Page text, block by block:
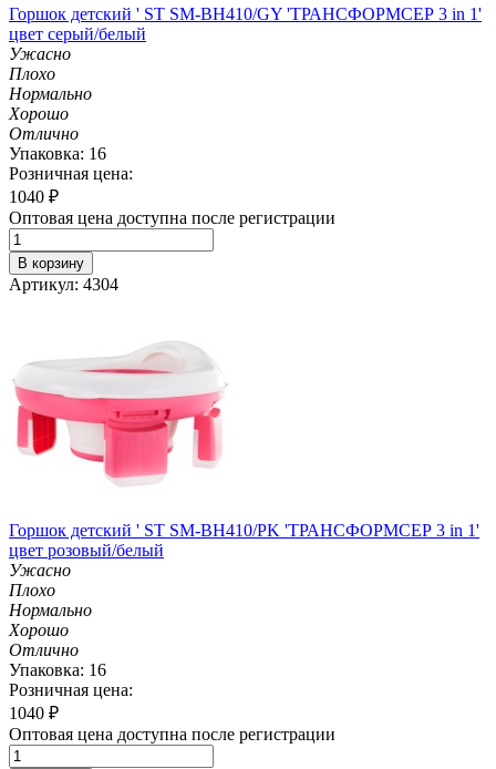
Горшок детский ' ST SM-BH410/GY 'ТРАНСФОРМСЕР 3 in 1'
цвет серый/белый
Ужасно
Плохо
Нормально
Хорошо
Отлично
Упаковка: 16
Розничная цена:
1040 ₽
Оптовая цена доступна после регистрации
В корзину
Артикул: 4304
Горшок детский ' ST SM-BH410/PK 'ТРАНСФОРМСЕР 3 in 1'
цвет розовый/белый
Ужасно
Плохо
Нормально
Хорошо
Отлично
Упаковка: 16
Розничная цена:
1040 ₽
Оптовая цена доступна после регистрации